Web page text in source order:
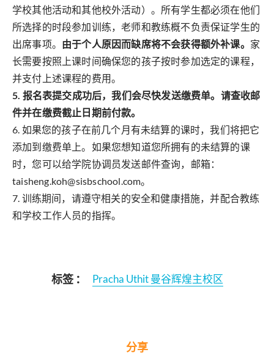
学校其他活动和其他校外活动）。所有学生都必须在他们
所选择的时段参加训练，老师和教练概不负责保证学生的
出席事项。 由于个人原因而缺席将不会获得额外补课。 家
长需要按照上课时间确保您的孩子按时参加选定的课程，
并支付上述课程的费用。
5. 报名表提交成功后，我们会尽快发送缴费单。请查收邮
件并在缴费截止日期前付款。
6. 如果您的孩子在前几个月有未结算的课时，我们将把它
添加到缴费单上。如果您想知道您所拥有的未结算的课
时，您可以给学院协调员发送邮件查询，邮箱：
taisheng.koh@sisbschool.com。
7. 训练期间，请遵守相关的安全和健康措施，并配合教练
和学校工作人员的指挥。
标签 ： Pracha Uthit 曼谷辉煌主校区
分享